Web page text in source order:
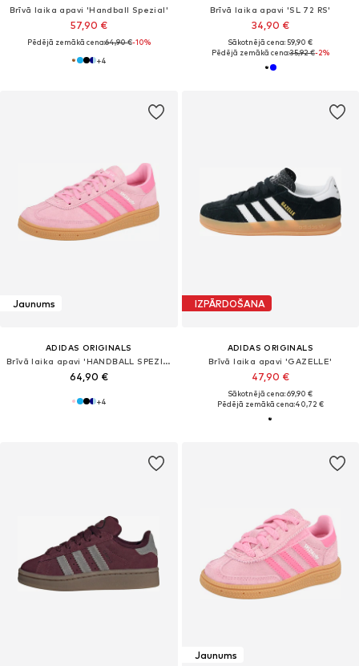
Brīvā laika apavi 'Handball Spezial'
57,90 €
Pēdējā zemākā cena:64,90 €-10%
+4
Brīvā laika apavi 'SL 72 RS'
34,90 €
Sākotnējā cena: 59,90 €
Pēdējā zemākā cena:35,92 €-2%
Jaunums
ADIDAS ORIGINALS
Brīvā laika apavi 'HANDBALL SPEZIAL'
64,90 €
+4
IZPĀRDOŠANA
ADIDAS ORIGINALS
Brīvā laika apavi 'GAZELLE'
47,90 €
Sākotnējā cena: 69,90 €
Pēdējā zemākā cena:40,72 €
Jaunums